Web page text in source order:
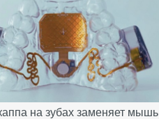
на зубах заменяет мышь